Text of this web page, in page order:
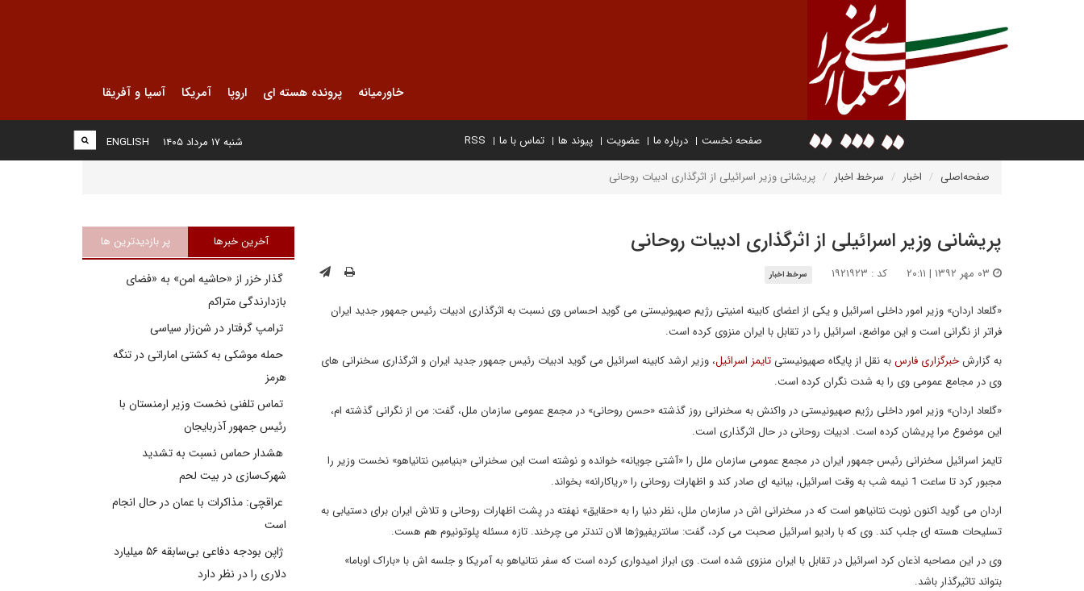
خاورمیانه پرونده هسته ای اروپا آمریکا آسیا و آفریقا
صفحه نخست درباره ما عضویت پیوند ها تماس با ما RSS
ENGLISH شنبه ۱۷ مرداد ۱۴۰۵
صفحه‌اصلی اخبار سرخط اخبار پریشانی وزیر اسرائیلی از اثرگذاری ادبیات روحانی
پریشانی وزیر اسرائیلی از اثرگذاری ادبیات روحانی
کد : ۱۹۲۱۹۲۳ سرخط اخبار
«گلعاد اردان» وزیر امور داخلی اسرائیل و یکی از اعضای کابینه امنیتی رژیم صهیونیستی می گوید احساس وی نسبت به اثرگذاری ادبیات رئیس جمهور جدید ایران
فراتر از نگرانی است و این مواضع، اسرائیل را در تقابل با ایران منزوی کرده است.
به گزارشخبرگزاری فارسبه نقل از پایگاه صهیونیستیتایمز اسرائیل، وزیر ارشد کابینه اسرائیل می گوید ادبیات رئیس جمهور جدید ایران و اثرگذاری سخنرانی های
وی در مجامع عمومی وی را به شدت نگران کرده است.
«گلعاد اردان» وزیر امور داخلی رژیم صهیونیستی در واکنش به سخنرانی روز گذشته «حسن روحانی» در مجمع عمومی سازمان ملل، گفت: من از نگرانی گذشته ام،
این موضوع مرا پریشان کرده است. ادبیات روحانی در حال اثرگذاری است.
تایمز اسرائیل سخنرانی رئیس جمهور ایران در مجمع عمومی سازمان ملل را «آشتی جویانه» خوانده و نوشته است این سخنرانی «بنیامین نتانیاهو» نخست وزیر را
مجبور کرد تا ساعت 1 نیمه شب به وقت اسرائیل، بیانیه ای صادر کند و اظهارات روحانی را «ریاکارانه» بخواند.
اردان می گوید اکنون نوبت نتانیاهو است که در سخنرانی اش در سازمان ملل، نظر دنیا را به «حقایق» نهفته در پشت اظهارات روحانی و تلاش ایران برای دستیابی به
تسلیحات هسته ای جلب کند. وی که با رادیو اسرائیل صحبت می کرد، گفت: سانتریفیوژها الان تندتر می چرخند. تازه مسئله پلوتونیوم هم هست.
وی در این مصاحبه اذعان کرد اسرائیل در تقابل با ایران منزوی شده است. وی ابراز امیدواری کرده است که سفر نتانیاهو به آمریکا و جلسه اش با «باراک اوباما»
بتواند تاثیرگذار باشد.
آخرین خبرها پر بازدیدترین ها
گذار خزر از «حاشیه امن» به «فضای
بازدارندگی متراکم
ترامپ گرفتار در شن‌زار سیاسی
حمله موشکی به کشتی اماراتی در تنگه
هرمز
تماس تلفنی نخست وزیر ارمنستان با
رئیس جمهور آذربایجان
هشدار حماس نسبت به تشدید
شهرک‌سازی در بیت‌ لحم
عراقچی: مذاکرات با عمان در حال انجام
است
ژاپن بودجه دفاعی بی‌سابقه ۵۶ میلیارد
دلاری را در نظر دارد